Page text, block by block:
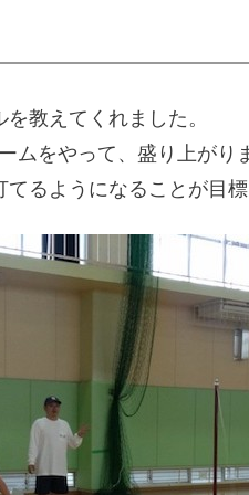
教えてくれました。
ムをやって、盛り上がり
るようになることが目